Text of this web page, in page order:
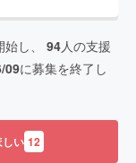
し、 94人の支援
09に募集を終了し
しい 12